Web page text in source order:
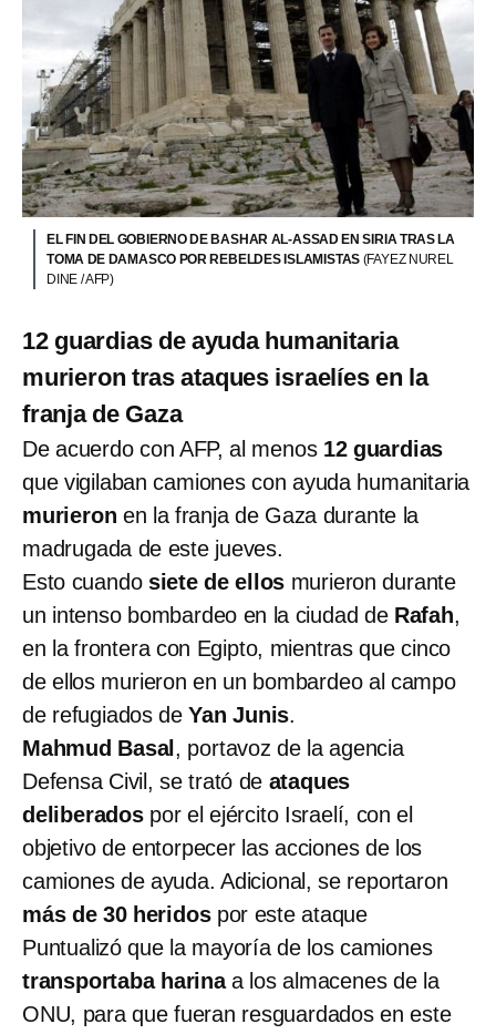
EL FIN DEL GOBIERNO DE BASHAR AL-ASSAD EN SIRIA TRAS LA
TOMA DE DAMASCO POR REBELDES ISLAMISTAS (FAYEZ NUREL
DINE / AFP)
12 guardias de ayuda humanitaria
murieron tras ataques israelíes en la
franja de Gaza
De acuerdo con AFP, al menos12 guardias
que vigilaban camiones con ayuda humanitaria
murieron en la franja de Gaza durante la
madrugada de este jueves.
Esto cuando siete de ellos murieron durante
un intenso bombardeo en la ciudad de Rafah,
en la frontera con Egipto, mientras que cinco
de ellos murieron en un bombardeo al campo
de refugiados deYan Junis.
Mahmud Basal, portavoz de la agencia
Defensa Civil, se trató de ataques
deliberadospor el ejército Israelí, con el
objetivo de entorpecer las acciones de los
camiones de ayuda. Adicional, se reportaron
más de 30 heridospor este ataque
Puntualizó que la mayoría de los camiones
transportaba harinaa los almacenes de la
ONU, para que fueran resguardados en este